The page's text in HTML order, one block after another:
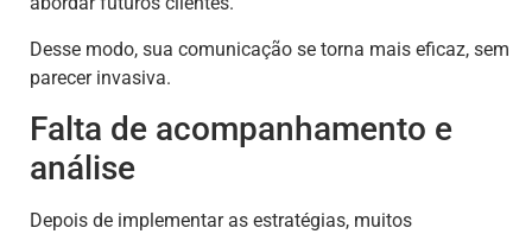
Desse modo, sua comunicação se torna mais eficaz, sem
parecer invasiva.
Falta de acompanhamento e
análise
Depois de implementar as estratégias, muitos